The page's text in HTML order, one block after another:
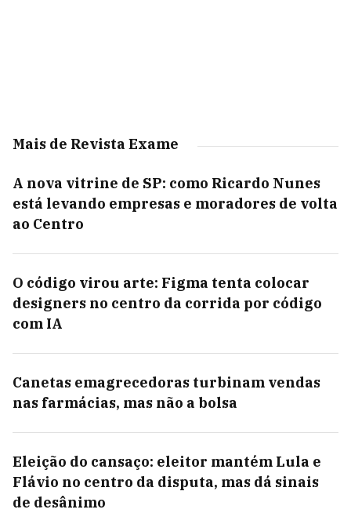
Mais de Revista Exame
A nova vitrine de SP: como Ricardo Nunes
está levando empresas e moradores de volta
ao Centro
O código virou arte: Figma tenta colocar
designers no centro da corrida por código
com IA
Canetas emagrecedoras turbinam vendas
nas farmácias, mas não a bolsa
Eleição do cansaço: eleitor mantém Lula e
Flávio no centro da disputa, mas dá sinais
de desânimo